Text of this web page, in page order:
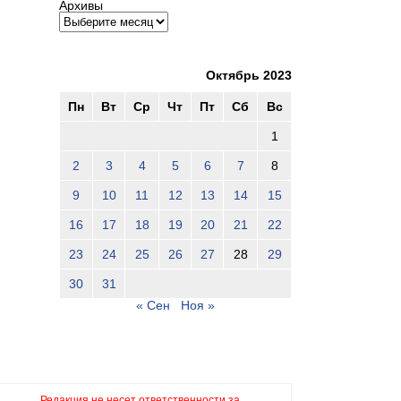
Архивы
Октябрь 2023
Пн Вт Ср Чт Пт Сб Вс
1
2 3 4 5 6 7 8
9 10 11 12 13 14 15
16 17 18 19 20 21 22
23 24 25 26 27 28 29
30
31
« Сен
Ноя »